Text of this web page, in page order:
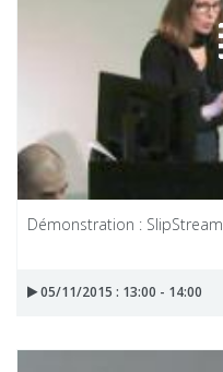
Démonstration : SlipStream
05/11/2015 : 13:00 - 14:00